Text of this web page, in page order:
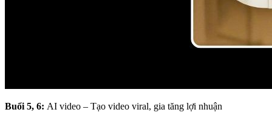
Buổi 5, 6: AI video – Tạo video viral, gia tăng lợi nhuận